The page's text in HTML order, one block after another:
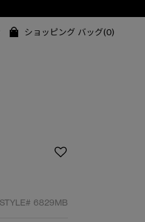
ショッピング バッグ(0)
STYLE# 6829MB